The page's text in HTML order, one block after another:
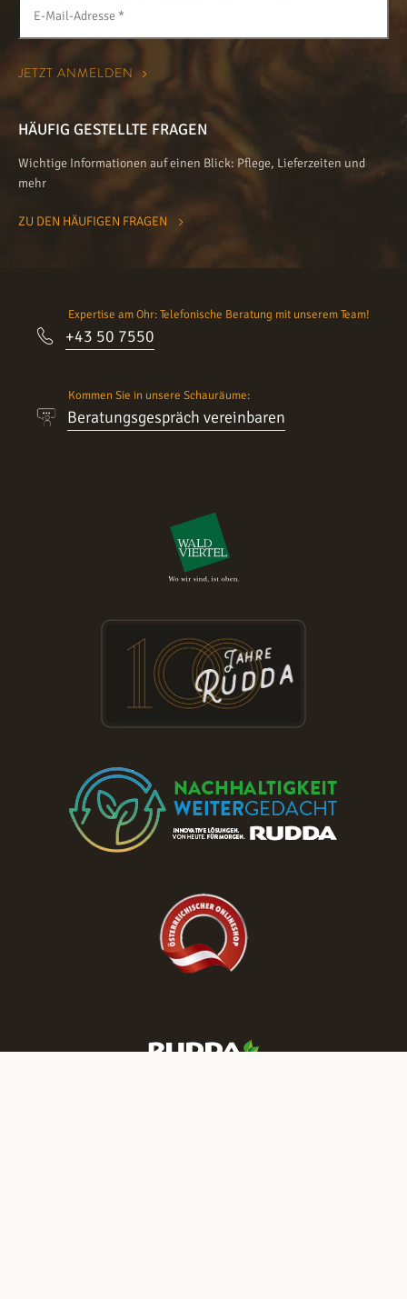
HÄUFIG GESTELLTE FRAGEN
Wichtige Informationen auf einen Blick: Pflege, Lieferzeiten und
mehr
ZU DEN HÄUFIGEN FRAGEN
Expertise am Ohr: Telefonische Beratung mit unserem Team!
+43 50 7550
Kommen Sie in unsere Schauräume:
Beratungsgespräch vereinbaren